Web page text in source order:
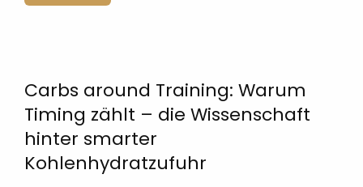
Carbs around Training: Warum
Timing zählt – die Wissenschaft
hinter smarter
Kohlenhydratzufuhr